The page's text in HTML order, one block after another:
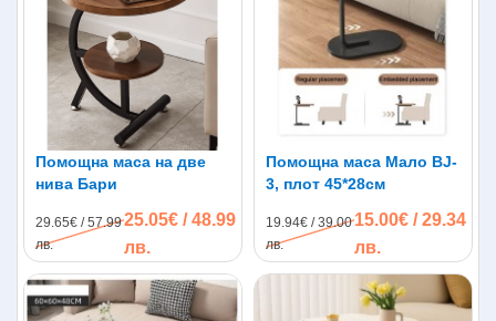
Помощна маса на две
нива Бари
29.65€ / 57.99
лв.
25.05€ / 48.99
лв.
Помощна маса Мало BJ-
3, плот 45*28см
19.94€ / 39.00
лв.
15.00€ / 29.34
лв.